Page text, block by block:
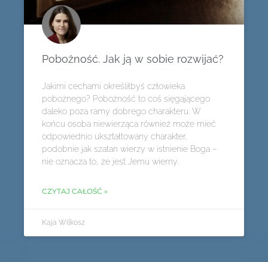
Pobożność. Jak ją w sobie rozwijać?
Jakimi cechami określiłbyś człowieka
pobożnego? Pobożność to coś sięgającego
daleko poza ramy dobrego charakteru. W
końcu osoba niewierząca również może mieć
odpowiednio ukształtowany charakter,
podobnie jak szatan wierzy w istnienie Boga –
nie oznacza to, że jest Jemu wierny.
CZYTAJ CAŁOŚĆ »
Kaja Wilkosz